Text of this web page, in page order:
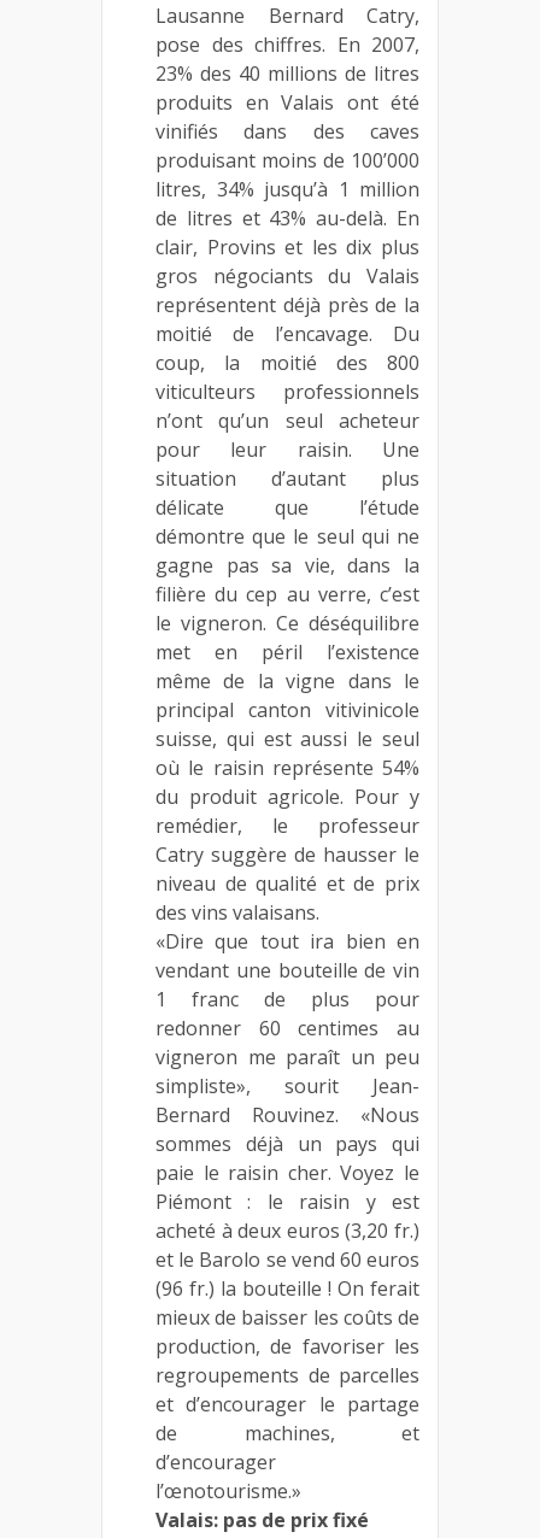
Lausanne Bernard Catry,
pose des chiffres. En 2007,
23% des 40 millions de litres
produits en Valais ont été
vinifiés dans des caves
produisant moins de 100’000
litres, 34% jusqu’à 1 million
de litres et 43% au-delà. En
clair, Provins et les dix plus
gros négociants du Valais
représentent déjà près de la
moitié de l’encavage. Du
coup, la moitié des 800
viticulteurs professionnels
n’ont qu’un seul acheteur
pour leur raisin. Une
situation d’autant plus
délicate que l’étude
démontre que le seul qui ne
gagne pas sa vie, dans la
filière du cep au verre, c’est
le vigneron. Ce déséquilibre
met en péril l’existence
même de la vigne dans le
principal canton vitivinicole
suisse, qui est aussi le seul
où le raisin représente 54%
du produit agricole. Pour y
remédier, le professeur
Catry suggère de hausser le
niveau de qualité et de prix
des vins valaisans.
«Dire que tout ira bien en
vendant une bouteille de vin
1 franc de plus pour
redonner 60 centimes au
vigneron me paraît un peu
simpliste», sourit Jean-
Bernard Rouvinez. «Nous
sommes déjà un pays qui
paie le raisin cher. Voyez le
Piémont : le raisin y est
acheté à deux euros (3,20 fr.)
et le Barolo se vend 60 euros
(96 fr.) la bouteille ! On ferait
mieux de baisser les coûts de
production, de favoriser les
regroupements de parcelles
et d’encourager le partage
de machines, et
d’encourager
l’œnotourisme.»
Valais: pas de prix fixé